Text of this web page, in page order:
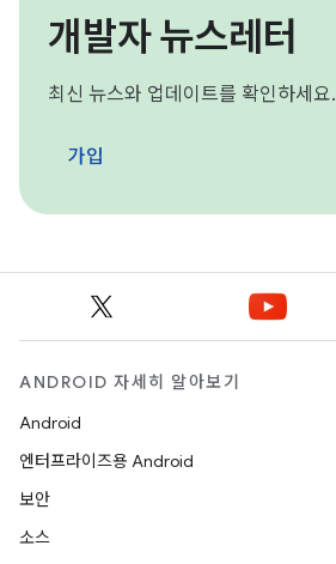
개발자 뉴스레터
최신 뉴스와 업데이트를 확인하세요.
가입
ANDROID 자세히 알아보기
Android
엔터프라이즈용 Android
보안
소스